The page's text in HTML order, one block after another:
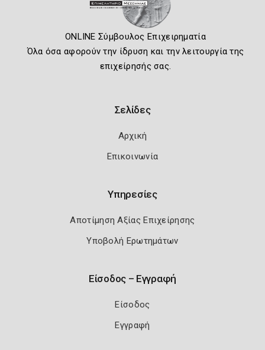
ONLINE Σύμβουλος Επιχειρηματία
Όλα όσα αφορούν την ίδρυση και την λειτουργία της
επιχείρησής σας.
Σελίδες
Αρχική
Επικοινωνία
Υπηρεσίες
Αποτίμηση Αξίας Επιχείρησης
Υποβολή Ερωτημάτων
Είσοδος – Εγγραφή
Είσοδος
Εγγραφή